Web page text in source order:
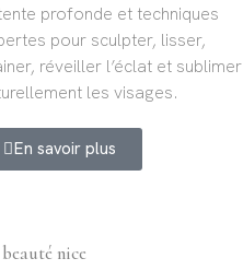
profonde et techniques
pour sculpter, lisser,
réveiller l’éclat et sublimer
les visages.
En savoir plus